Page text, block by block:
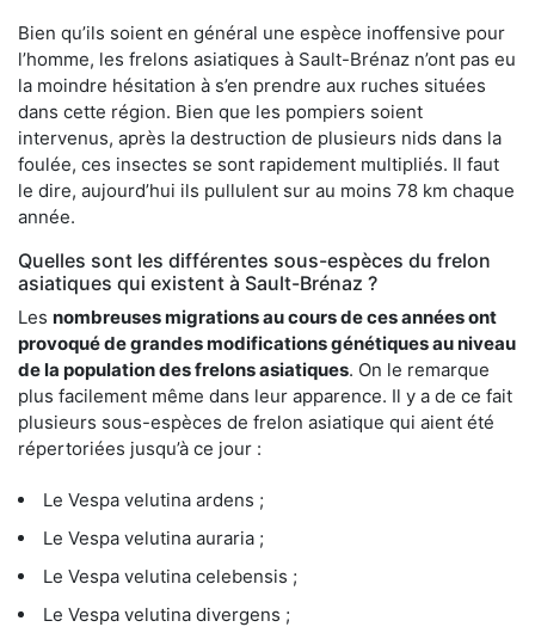
Bien qu’ils soient en général une espèce inoffensive pour
l’homme, les frelons asiatiques à Sault-Brénaz n’ont pas eu
la moindre hésitation à s’en prendre aux ruches situées
dans cette région. Bien que les pompiers soient
intervenus, après la destruction de plusieurs nids dans la
foulée, ces insectes se sont rapidement multipliés. Il faut
le dire, aujourd’hui ils pullulent sur au moins 78 km chaque
année.
Quelles sont les différentes sous-espèces du frelon
asiatiques qui existent à Sault-Brénaz ?
Les nombreuses migrations au cours de ces années ont
provoqué de grandes modifications génétiques au niveau
de la population des frelons asiatiques. On le remarque
plus facilement même dans leur apparence. Il y a de ce fait
plusieurs sous-espèces de frelon asiatique qui aient été
répertoriées jusqu’à ce jour :
Le Vespa velutina ardens ;
Le Vespa velutina auraria ;
Le Vespa velutina celebensis ;
Le Vespa velutina divergens ;